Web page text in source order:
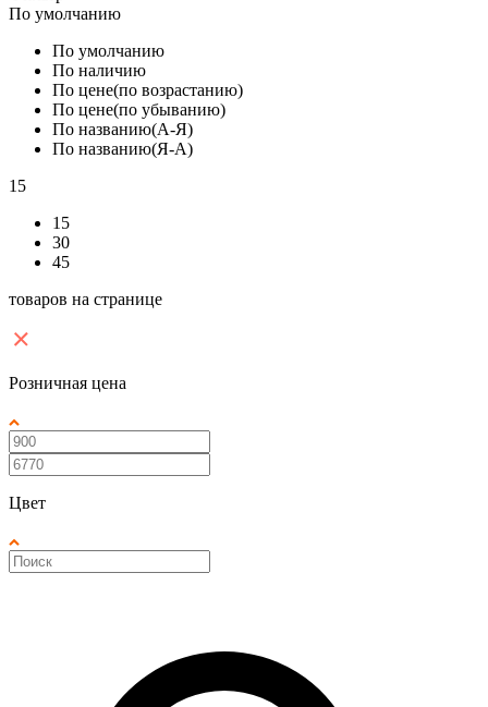
По умолчанию
По умолчанию
По наличию
По цене(по возрастанию)
По цене(по убыванию)
По названию(А-Я)
По названию(Я-А)
15
15
30
45
товаров на странице
Розничная цена
Цвет